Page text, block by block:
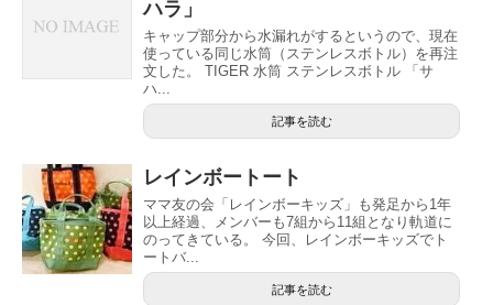
ハラ」
キャップ部分から水漏れがするというので、現在
使っている同じ水筒（ステンレスボトル）を再注
文した。 TIGER 水筒 ステンレスボトル 「サ
ハ...
記事を読む
レインボートート
ママ友の会「レインボーキッズ」も発足から1年
以上経過、メンバーも7組から11組となり軌道に
のってきている。 今回、レインボーキッズでト
ートバ...
記事を読む